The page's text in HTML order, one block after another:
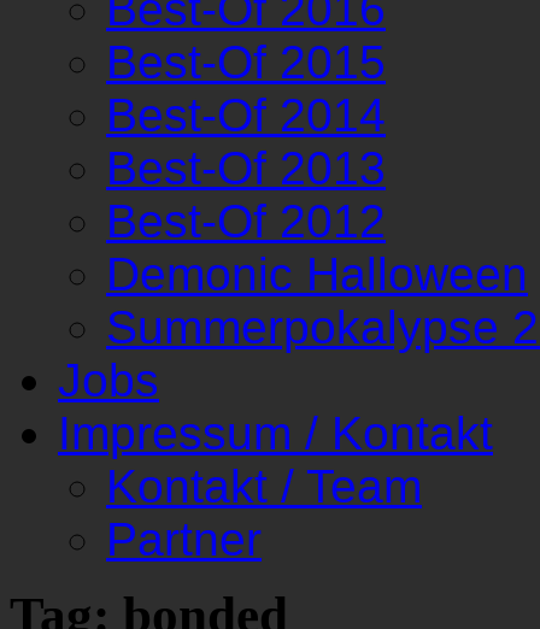
Best-Of 2015
Best-Of 2014
Best-Of 2013
Best-Of 2012
Demonic Halloween
Summerpokalypse
Jobs
Impressum / Kontakt
Kontakt / Team
Partner
Tag: bonded